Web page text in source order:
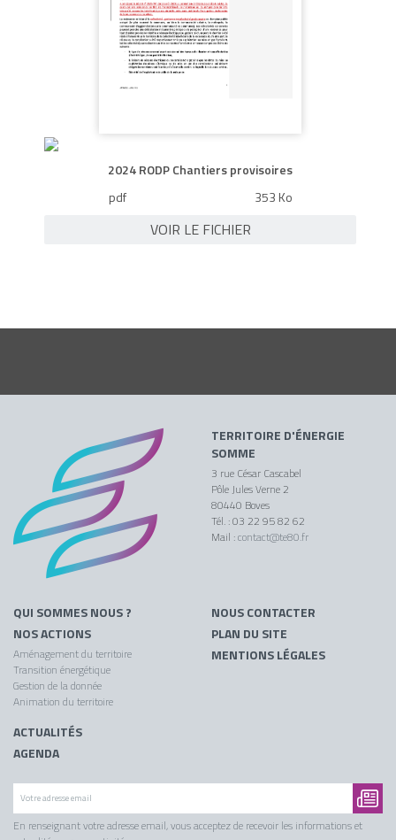
2024 RODP Chantiers provisoires
pdf
353 Ko
VOIR LE FICHIER
TERRITOIRE D'ÉNERGIE
SOMME
3 rue César Cascabel
Pôle Jules Verne 2
80440 Boves
Tél. : 03 22 95 82 62
Mail :contact@te80.fr
QUI SOMMES NOUS ?
NOS ACTIONS
Aménagement du territoire
Transition énergétique
Gestion de la donnée
Animation du territoire
ACTUALITÉS
AGENDA
NOUS CONTACTER
PLAN DU SITE
MENTIONS LÉGALES
En renseignant votre adresse email, vous acceptez de recevoir les informations et